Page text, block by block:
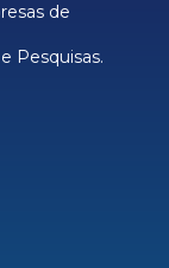
de
Pesquisas.